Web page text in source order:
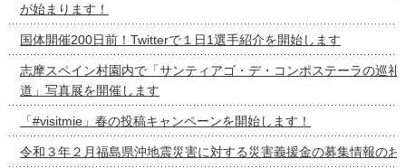
が始まります！
国体開催200日前！Twitterで１日1選手紹介を開始します
志摩スペイン村園内で「サンティアゴ・デ・コンポステーラの巡礼
道」写真展を開催します
「#visitmie」春の投稿キャンペーンを開始します！
令和３年２月福島県沖地震災害に対する災害義援金の募集情報のお